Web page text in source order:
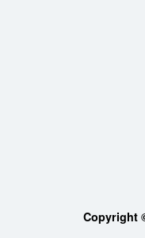
Copyright